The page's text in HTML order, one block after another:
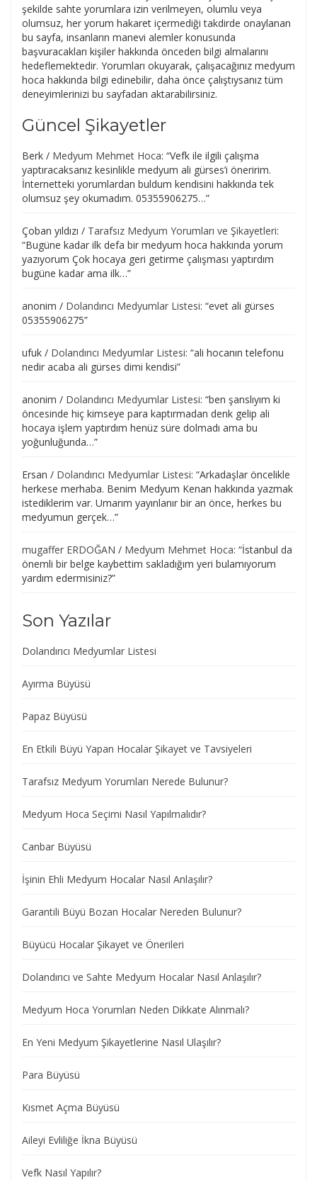
şekilde sahte yorumlara izin verilmeyen, olumlu veya
olumsuz, her yorum hakaret içermediği takdirde onaylanan
bu sayfa, insanların manevi alemler konusunda
başvuracakları kişiler hakkında önceden bilgi almalarını
hedeflemektedir. Yorumları okuyarak, çalışacağınız medyum
hoca hakkında bilgi edinebilir, daha önce çalıştıysanız tüm
deneyimlerinizi bu sayfadan aktarabilirsiniz.
Güncel Şikayetler
Berk / Medyum Mehmet Hoca: “Vefk ile ilgili çalışma
yaptıracaksanız kesinlikle medyum ali gürses’i öneririm.
İnternetteki yorumlardan buldum kendisini hakkında tek
olumsuz şey okumadım. 05355906275…”
Çoban yıldızı / Tarafsız Medyum Yorumları ve Şikayetleri:
“Bugüne kadar ilk defa bir medyum hoca hakkında yorum
yazıyorum Çok hocaya geri getirme çalışması yaptırdım
bugüne kadar ama ilk…”
anonim / Dolandırıcı Medyumlar Listesi: “evet ali gürses
05355906275”
ufuk / Dolandırıcı Medyumlar Listesi: “ali hocanın telefonu
nedir acaba ali gürses dimi kendisi”
anonim / Dolandırıcı Medyumlar Listesi: “ben şanslıyım ki
öncesinde hiç kimseye para kaptırmadan denk gelip ali
hocaya işlem yaptırdım henüz süre dolmadı ama bu
yoğunluğunda…”
Ersan / Dolandırıcı Medyumlar Listesi: “Arkadaşlar öncelikle
herkese merhaba. Benim Medyum Kenan hakkında yazmak
istediklerim var. Umarım yayınlanır bir an önce, herkes bu
medyumun gerçek…”
mugaffer ERDOĞAN / Medyum Mehmet Hoca: “İstanbul da
önemli bir belge kaybettim sakladığım yeri bulamıyorum
yardım edermisiniz?”
Son Yazılar
Dolandırıcı Medyumlar Listesi
Ayırma Büyüsü
Papaz Büyüsü
En Etkili Büyü Yapan Hocalar Şikayet ve Tavsiyeleri
Tarafsız Medyum Yorumları Nerede Bulunur?
Medyum Hoca Seçimi Nasıl Yapılmalıdır?
Canbar Büyüsü
İşinin Ehli Medyum Hocalar Nasıl Anlaşılır?
Garantili Büyü Bozan Hocalar Nereden Bulunur?
Büyücü Hocalar Şikayet ve Önerileri
Dolandırıcı ve Sahte Medyum Hocalar Nasıl Anlaşılır?
Medyum Hoca Yorumları Neden Dikkate Alınmalı?
En Yeni Medyum Şikayetlerine Nasıl Ulaşılır?
Para Büyüsü
Kısmet Açma Büyüsü
Aileyi Evliliğe İkna Büyüsü
Vefk Nasıl Yapılır?